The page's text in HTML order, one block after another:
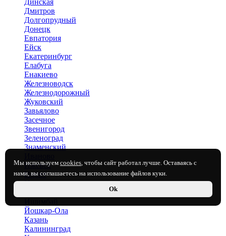
Мы используем cookies, чтобы сайт работал лучше. Оставаясь с
нами, вы соглашаетесь на использование файлов куки.
Ok
Динская
Дмитров
Долгопрудный
Донецк
Евпатория
Ейск
Екатеринбург
Елабуга
Енакиево
Железноводск
Железнодорожный
Жуковский
Завьялово
Засечное
Звенигород
Зеленоград
Знаменский
Ижевск
Ирбит
Иркутск
Йошкар-Ола
Казань
Калининград